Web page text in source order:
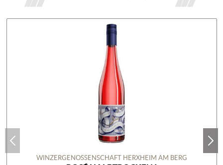
WINZERGENOSSENSCHAFT HERXHEIM AM BERG